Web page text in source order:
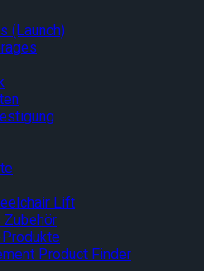
(Launch)
Lift
Product Finder